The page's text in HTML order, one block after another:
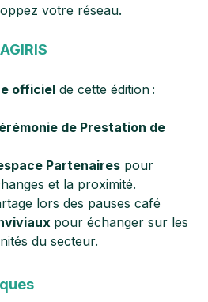
votre réseau.
officiel de cette édition :
de Prestation de
Partenaires pour
et la proximité.
lors des pauses café
pour échanger sur les
du secteur.